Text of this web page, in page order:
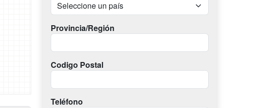
Provincia/Región
Codigo Postal
Teléfono